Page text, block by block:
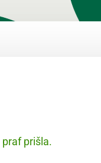
praf prišla.